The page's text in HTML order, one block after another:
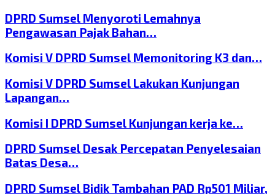
DPRD Sumsel Menyoroti Lemahnya
Pengawasan Pajak Bahan…
Komisi V DPRD Sumsel Memonitoring K3 dan…
Komisi V DPRD Sumsel Lakukan Kunjungan
Lapangan…
Komisi I DPRD Sumsel Kunjungan kerja ke…
DPRD Sumsel Desak Percepatan Penyelesaian
Batas Desa…
DPRD Sumsel Bidik Tambahan PAD Rp501 Miliar,